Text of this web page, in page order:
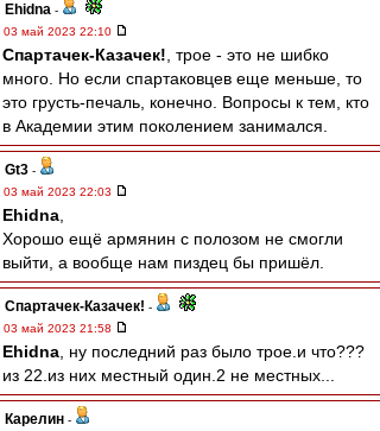
Ehidna -
03 май 2023 22:10
Спартачек-Казачек! , трое - это не шибко
много. Но если спартаковцев еще меньше, то
это грусть-печаль, конечно. Вопросы к тем, кто
в Академии этим поколением занимался.
Gt3 -
03 май 2023 22:03
Ehidna
Хорошо ещё армянин с полозом не смогли
выйти, а вообще нам пиздец бы пришёл.
Спартачек-Казачек! -
03 май 2023 21:58
Ehidna , ну последний раз было трое.и что???
из 22.из них местный один.2 не местных...
Карелин -